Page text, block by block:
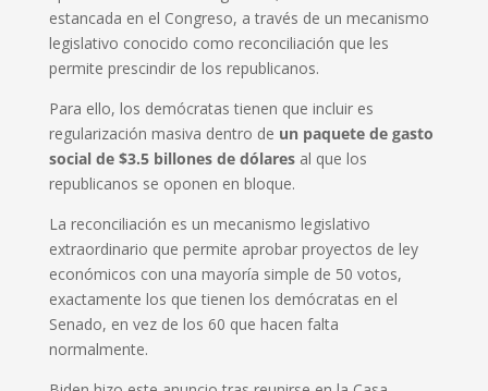
estancada en el Congreso, a través de un mecanismo
legislativo conocido como reconciliación que les
permite prescindir de los republicanos.
Para ello, los demócratas tienen que incluir es
regularización masiva dentro de un paquete de gasto
social de $3.5 billones de dólaresal que los
republicanos se oponen en bloque.
La reconciliación es un mecanismo legislativo
extraordinario que permite aprobar proyectos de ley
económicos con una mayoría simple de 50 votos,
exactamente los que tienen los demócratas en el
Senado, en vez de los 60 que hacen falta
normalmente.